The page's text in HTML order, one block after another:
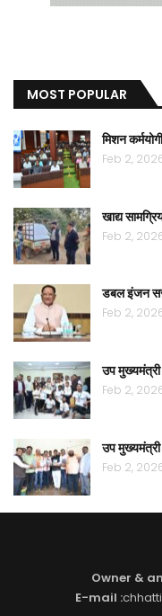
MOST POPULAR
मिशन
Feb 2,
खाद्य
Feb 2,
डबल इंजन
Feb 2,
उप
Feb 2,
उप मुख्यमंत्री
Feb 2,
Owner &
E-mail :